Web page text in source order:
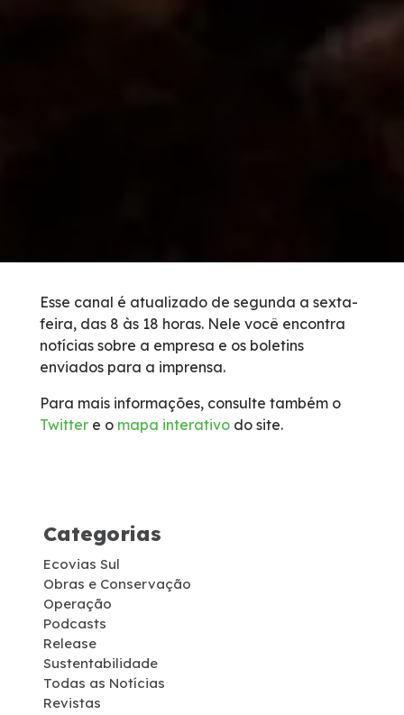
Inspeção de Tráfego
Guincho
Socorro Médico
Cargas Especiais
Links Úteis
SAU's
Carta ao Usuário
Esse canal é atualizado de segunda a sexta-
feira, das 8 às 18 horas. Nele você encontra
notícias sobre a empresa e os boletins
enviados para a imprensa.
Para mais informações, consulte também o
Twitter e o mapa interativo do site.
Categorias
Ecovias Sul
Obras e Conservação
Operação
Podcasts
Release
Sustentabilidade
Todas as Notícias
Revistas